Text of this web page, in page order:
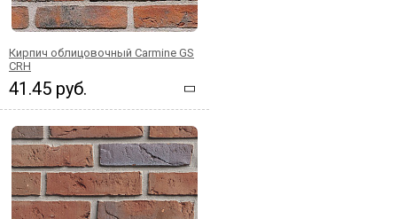
Кирпич облицовочный Carmine GS
CRH
41.45 руб.